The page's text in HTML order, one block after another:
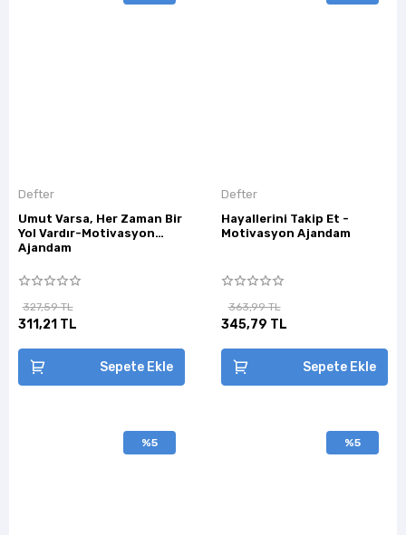
Defter
Umut Varsa, Her Zaman Bir
Yol Vardır-Motivasyon
Ajandam
327,59 TL
311,21 TL
Sepete Ekle
Defter
Hayallerini Takip Et -
Motivasyon Ajandam
363,99 TL
345,79 TL
Sepete Ekle
%5 %5